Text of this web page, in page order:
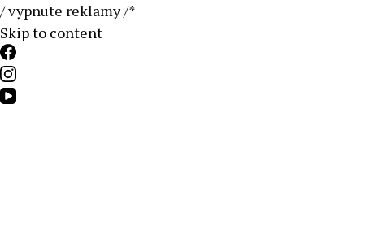
/ vypnute reklamy /*
Skip to content